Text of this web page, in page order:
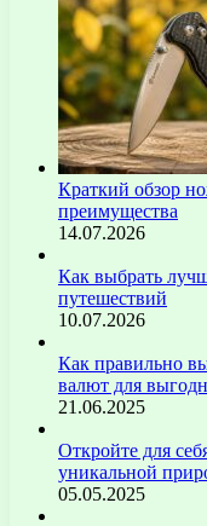
Краткий обзор
преимущества
14.07.2026
Как выбрать
путешествий
10.07.2026
Как правильно
валют для
21.06.2025
Откройте для
уникальной
05.05.2025